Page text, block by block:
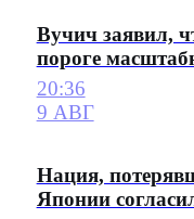
Вучич заявил,
пороге
20:36
9 АВГ
Нация,
Японии